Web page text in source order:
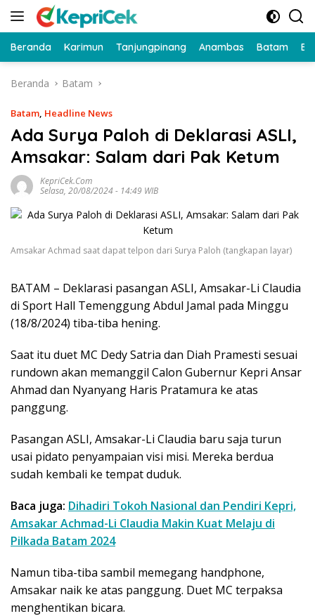
Langsung
Beranda Karimun Tanjungpinang Anambas Batam
Beranda Batam
Batam, Headline News
Ada Surya Paloh di Deklarasi ASLI,
Amsakar: Salam dari Pak Ketum
KepriCek.com
Selasa, 20/08/2024 - 14:49 WIB
Amsakar Achmad saat dapat telpon dari Surya Paloh (tangkapan layar)
BATAM – Deklarasi pasangan ASLI, Amsakar-Li Claudia
di Sport Hall Temenggung Abdul Jamal pada Minggu
(18/8/2024) tiba-tiba hening.
Saat itu duet MC Dedy Satria dan Diah Pramesti sesuai
rundown akan memanggil Calon Gubernur Kepri Ansar
Ahmad dan Nyanyang Haris Pratamura ke atas
panggung.
Pasangan ASLI, Amsakar-Li Claudia baru saja turun
usai pidato penyampaian visi misi. Mereka berdua
sudah kembali ke tempat duduk.
Baca juga: Dihadiri Tokoh Nasional dan Pendiri Kepri,
Amsakar Achmad-Li Claudia Makin Kuat Melaju di
Pilkada Batam 2024
Namun tiba-tiba sambil memegang handphone,
Amsakar naik ke atas panggung. Duet MC terpaksa
menghentikan bicara.